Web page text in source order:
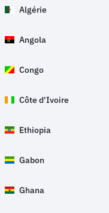
Algérie
Angola
Congo
Côte d'Ivoire
Ethiopia
Gabon
Ghana